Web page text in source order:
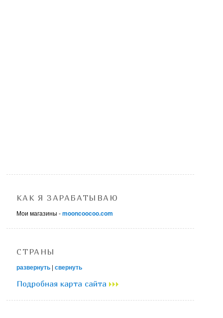
КАК Я ЗАРАБАТЫВАЮ
Мои магазины -mooncoocoo.com
СТРАНЫ
развернуть |свернуть
Подробная карта сайта